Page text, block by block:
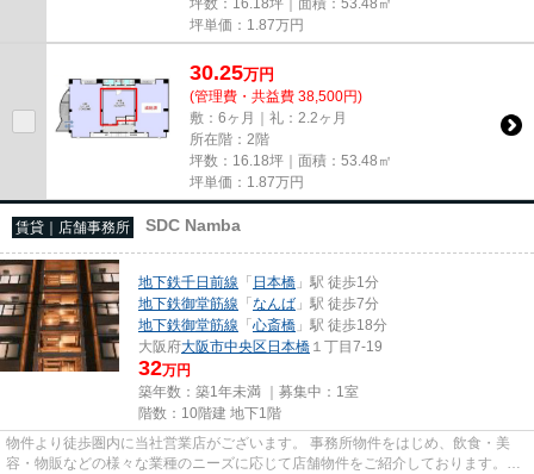
坪単価： 1.87万円
30.25万円
(管理費・共益費 38,500円)
敷：6ヶ月｜礼：2.2ヶ月
所在階：2階
坪数：16.18坪｜面積：53.48㎡
坪単価： 1.87万円
賃貸｜店舗事務所 SDC Namba
地下鉄千日前線 「 日本橋 」駅 徒歩1分
地下鉄御堂筋線 「なんば 」駅 徒歩7分
地下鉄御堂筋線 「心斎橋 」駅 徒歩18分
大阪府大阪市中央区日本橋 １丁目7-19
32万円
築年数：築1年未満 ｜募集中： 1室
階数：10階建 地下1階
物件より徒歩圏内に当社営業店がございます。 事務所物件をはじめ、飲食・美
容・物販などの様々な業種のニーズに応じて店舗物件をご紹介しております。